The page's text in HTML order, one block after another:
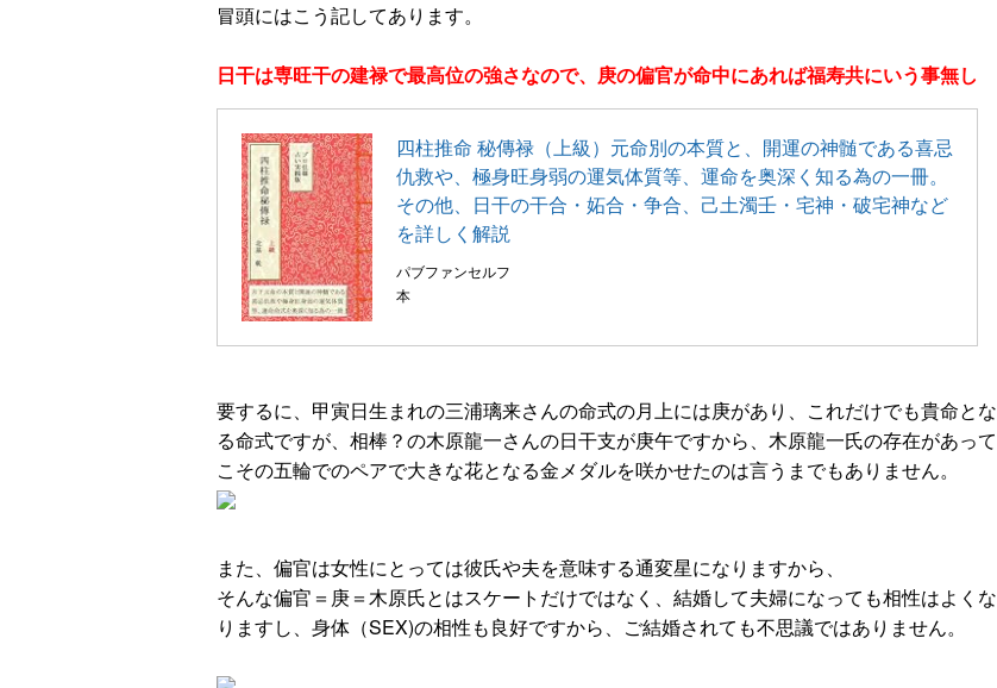
冒頭にはこう記してあります。
日干は専旺干の建禄で最高位の強さなので、庚の偏官が命中にあれば福寿共にいう事無し
四柱推命 秘傳禄（上級）元命別の本質と、開運の神髄である喜忌
仇救や、極身旺身弱の運気体質等、運命を奥深く知る為の一冊。
その他、日干の干合・妬合・争合、己土濁壬・宅神・破宅神など
を詳しく解説
パブファンセルフ
本
要するに、甲寅日生まれの三浦璃来さんの命式の月上には庚があり、これだけでも貴命とな
る命式ですが、相棒？の木原龍一さんの日干支が庚午ですから、木原龍一氏の存在があって
こその五輪でのペアで大きな花となる金メダルを咲かせたのは言うまでもありません。
また、偏官は女性にとっては彼氏や夫を意味する通変星になりますから、
そんな偏官＝庚＝木原氏とはスケートだけではなく、結婚して夫婦になっても相性はよくな
りますし、身体（SEX)の相性も良好ですから、ご結婚されても不思議ではありません。